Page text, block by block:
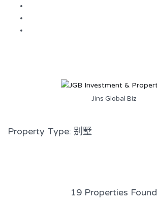
Jins Global Biz
Property Type: 别墅
19 Properties Found